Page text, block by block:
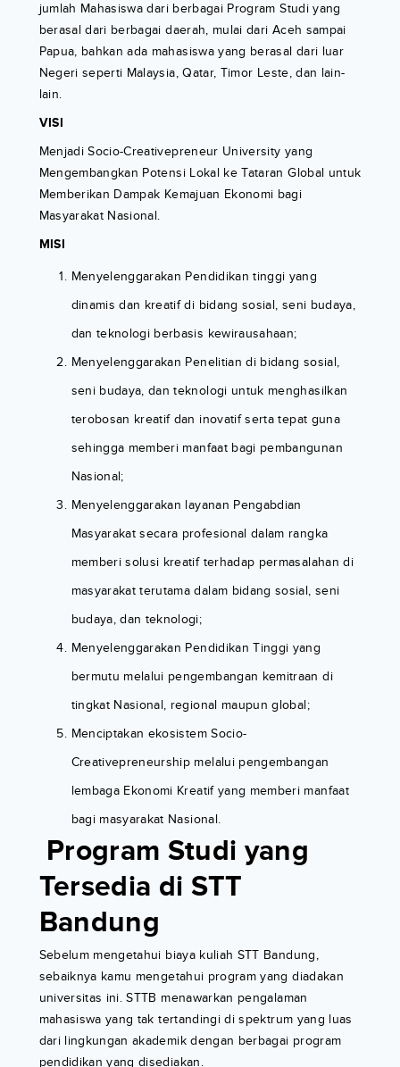
jumlah Mahasiswa dari berbagai Program Studi yang
berasal dari berbagai daerah, mulai dari Aceh sampai
Papua, bahkan ada mahasiswa yang berasal dari luar
Negeri seperti Malaysia, Qatar, Timor Leste, dan lain-
lain.
VISI
Menjadi Socio-Creativepreneur University yang
Mengembangkan Potensi Lokal ke Tataran Global untuk
Memberikan Dampak Kemajuan Ekonomi bagi
Masyarakat Nasional.
MISI
Menyelenggarakan Pendidikan tinggi yang
dinamis dan kreatif di bidang sosial, seni budaya,
dan teknologi berbasis kewirausahaan;
Menyelenggarakan Penelitian di bidang sosial,
seni budaya, dan teknologi untuk menghasilkan
terobosan kreatif dan inovatif serta tepat guna
sehingga memberi manfaat bagi pembangunan
Nasional;
Menyelenggarakan layanan Pengabdian
Masyarakat secara profesional dalam rangka
memberi solusi kreatif terhadap permasalahan di
masyarakat terutama dalam bidang sosial, seni
budaya, dan teknologi;
Menyelenggarakan Pendidikan Tinggi yang
bermutu melalui pengembangan kemitraan di
tingkat Nasional, regional maupun global;
Menciptakan ekosistem Socio-
Creativepreneurship melalui pengembangan
lembaga Ekonomi Kreatif yang memberi manfaat
bagi masyarakat Nasional.
Program Studi yang
Tersedia di STT
Bandung
Sebelum mengetahui biaya kuliah STT Bandung,
sebaiknya kamu mengetahui program yang diadakan
universitas ini. STTB menawarkan pengalaman
mahasiswa yang tak tertandingi di spektrum yang luas
dari lingkungan akademik dengan berbagai program
pendidikan yang disediakan.